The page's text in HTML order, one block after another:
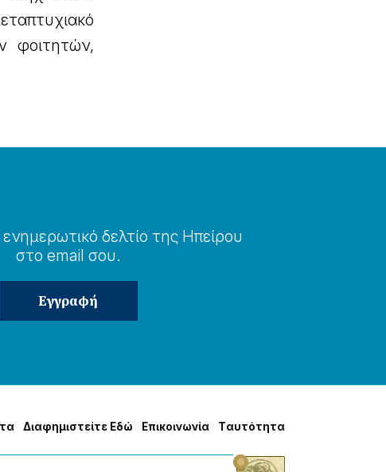
φοιτητών,
δελτίο της Ηπείρου
στο email σου.
Δɩαφημɩστείτε Εδώ Επɩκοɩνωνία Tαυτότητα